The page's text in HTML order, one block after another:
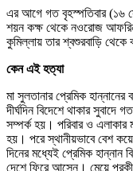
এর আগে গত বৃহস্পতিবার (১৬
শয়ন কক্ষ থেকে নওরোজ আফরিন
কুমিল্লায় তার শ্বশুরবাড়ি থেকে
কেন এই হত্যা
মা সুলতানার প্রেমিক হান্নানের
দীর্ঘদিন বিদেশে থাকার সুবাদে
সম্পর্ক হয়। পরিবার ও এলাকার
হয়। পরে স্থানীয়ভাবে বেশ
দিনের মধ্যেই প্রেমিক
দেশে ফিরে আসেন। মেয়ে